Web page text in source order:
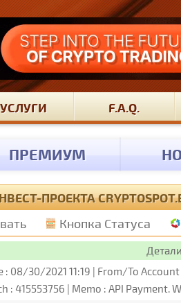
УСЛУГИ F.A.Q.
ПРЕМИУМ
ПРОЕКТА
Кнопка Статуса
: 08/30/2021 11:19 | From/To
: 415553756 | Memo : API Payment.